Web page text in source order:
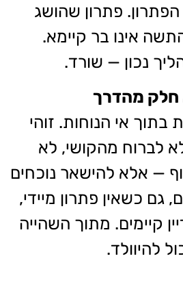
פתרון שהושג
אינו בר קיימא.
נכון — שורד.
חלק מהדרך
בתוך אי הנוחות. זוהי
לברוח מהקושי, לא
— אלא להישאר נוכחים
גם כשאין פתרון מיידי,
קיימים. מתוך השהייה
להיוולד.